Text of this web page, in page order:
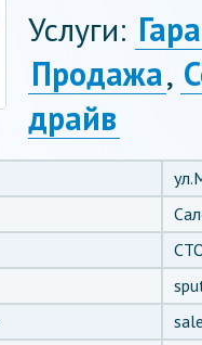
Услуги:
Продажа,
драйв